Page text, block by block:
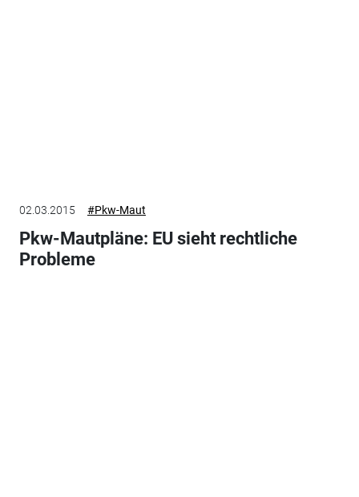
02.03.2015 #Pkw-Maut
Pkw-Mautpläne: EU sieht rechtliche
Probleme